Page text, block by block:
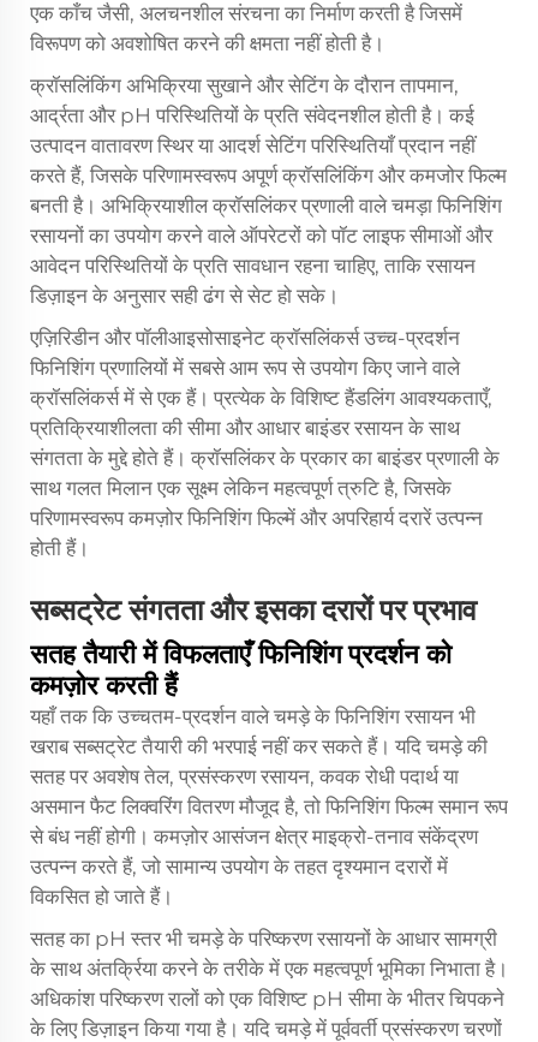
एक काँच जैसी, अलचनशील संरचना का निर्माण करती है जिसमें
विरूपण को अवशोषित करने की क्षमता नहीं होती है।
क्रॉसलिंकिंग अभिक्रिया सुखाने और सेटिंग के दौरान तापमान,
आर्द्रता और pH परिस्थितियों के प्रति संवेदनशील होती है। कई
उत्पादन वातावरण स्थिर या आदर्श सेटिंग परिस्थितियाँ प्रदान नहीं
करते हैं, जिसके परिणामस्वरूप अपूर्ण क्रॉसलिंकिंग और कमजोर फिल्म
बनती है। अभिक्रियाशील क्रॉसलिंकर प्रणाली वाले चमड़ा फिनिशिंग
रसायनों का उपयोग करने वाले ऑपरेटरों को पॉट लाइफ सीमाओं और
आवेदन परिस्थितियों के प्रति सावधान रहना चाहिए, ताकि रसायन
डिज़ाइन के अनुसार सही ढंग से सेट हो सके।
एज़िरिडीन और पॉलीआइसोसाइनेट क्रॉसलिंकर्स उच्च-प्रदर्शन
फिनिशिंग प्रणालियों में सबसे आम रूप से उपयोग किए जाने वाले
क्रॉसलिंकर्स में से एक हैं। प्रत्येक के विशिष्ट हैंडलिंग आवश्यकताएँ,
प्रतिक्रियाशीलता की सीमा और आधार बाइंडर रसायन के साथ
संगतता के मुद्दे होते हैं। क्रॉसलिंकर के प्रकार का बाइंडर प्रणाली के
साथ गलत मिलान एक सूक्ष्म लेकिन महत्वपूर्ण त्रुटि है, जिसके
परिणामस्वरूप कमज़ोर फिनिशिंग फिल्में और अपरिहार्य दरारें उत्पन्न
होती हैं।
सब्सट्रेट संगतता और इसका दरारों पर प्रभाव
सतह तैयारी में विफलताएँ फिनिशिंग प्रदर्शन को
कमज़ोर करती हैं
यहाँ तक कि उच्चतम-प्रदर्शन वाले चमड़े के फिनिशिंग रसायन भी
खराब सब्सट्रेट तैयारी की भरपाई नहीं कर सकते हैं। यदि चमड़े की
सतह पर अवशेष तेल, प्रसंस्करण रसायन, कवक रोधी पदार्थ या
असमान फैट लिक्वरिंग वितरण मौजूद है, तो फिनिशिंग फिल्म समान रूप
से बंध नहीं होगी। कमज़ोर आसंजन क्षेत्र माइक्रो-तनाव संकेंद्रण
उत्पन्न करते हैं, जो सामान्य उपयोग के तहत दृश्यमान दरारों में
विकसित हो जाते हैं।
सतह का pH स्तर भी चमड़े के परिष्करण रसायनों के आधार सामग्री
के साथ अंतर्क्रिया करने के तरीके में एक महत्वपूर्ण भूमिका निभाता है।
अधिकांश परिष्करण रालों को एक विशिष्ट pH सीमा के भीतर चिपकने
के लिए डिज़ाइन किया गया है। यदि चमड़े में पूर्ववर्ती प्रसंस्करण चरणों